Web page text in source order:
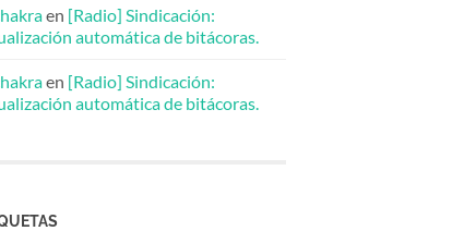
en [Radio] Sindicación:
automática de bitácoras.
en [Radio] Sindicación:
automática de bitácoras.